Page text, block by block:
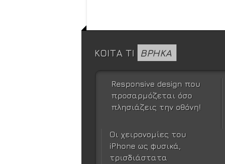
ΚΟΙΤΑ ΤΙ
ΒΡΗΚΑ
Responsive design που
προσαρμόζεται όσο
πλησιάζεις την οθόνη!
Οι χειρονομίες του
iPhone ως φυσικά,
τρισδιάστατα